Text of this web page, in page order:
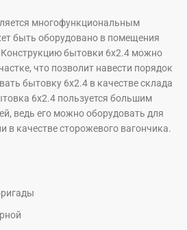
многофункциональным
быть оборудовано в помещения
бытовки 6х2.4 можно
что позволит навести порядок
бытовку 6х2.4 в качестве склада
6х2.4 пользуется большим
ведь его можно оборудовать для
в качестве сторожевого вагончика.